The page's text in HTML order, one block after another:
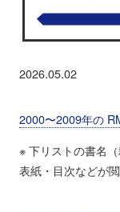
2026.05.02
2000〜2009年の
※ 下リストの書名
表紙・目次などが閲